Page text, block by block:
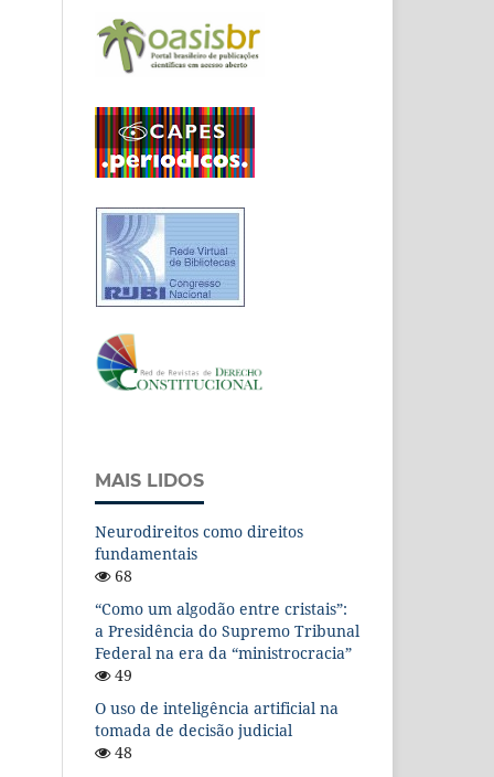
MAIS LIDOS
Neurodireitos como direitos
fundamentais
68
“Como um algodão entre cristais”:
a Presidência do Supremo Tribunal
Federal na era da “ministrocracia”
49
O uso de inteligência artificial na
tomada de decisão judicial
48